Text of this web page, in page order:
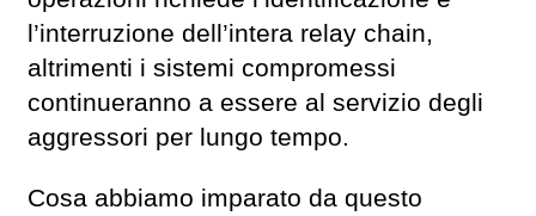
l’interruzione dell’intera relay chain,
altrimenti i sistemi compromessi
continueranno a essere al servizio degli
aggressori per lungo tempo.
Cosa abbiamo imparato da questo